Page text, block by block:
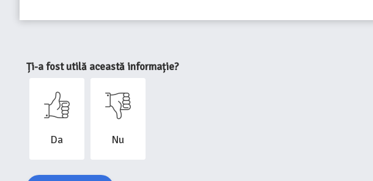
Ți-a fost utilă această informație?
Da Nu